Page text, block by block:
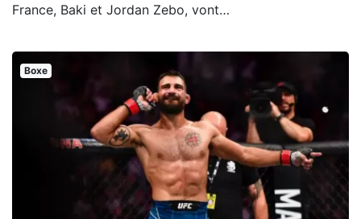
France, Baki et Jordan Zebo, vont…
Boxe